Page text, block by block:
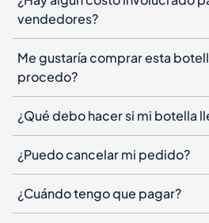
vendedores?
Me gustaría comprar esta
procedo?
¿Qué debo hacer si mi botella
¿Puedo cancelar mi pedido?
¿Cuándo tengo que pagar?